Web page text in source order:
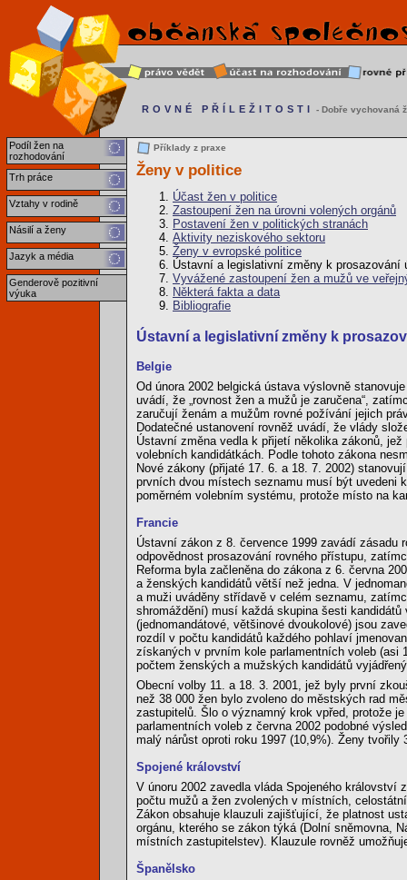
Podíl žen na
rozhodování
Trh práce
Vztahy v rodině
Násilí a ženy
Jazyk a média
Genderově pozitivní
výuka
ROVNÉ PŘÍLEŽITOSTI - Dobře vychovaná
Příklady z praxe
Ženy v politice
Účast žen v politice
Zastoupení žen na úrovni volených orgánů
Postavení žen v politických stranách
Aktivity neziskového sektoru
Ženy v evropské politice
Ústavní a legislativní změny k prosazování
Vyvážené zastoupení žen a mužů ve
Některá fakta a data
Bibliografie
Ústavní a legislativní změny k
Belgie
Od února 2002 belgická ústava výslovně
uvádí, že „rovnost žen a mužů je zaručena“,
zaručují ženám a mužům rovné požívání jejich
Dodatečné ustanovení rovněž uvádí, že vlády
Ústavní změna vedla k přijetí několika zákonů,
volebních kandidátkách. Podle tohoto zákona
Nové zákony (přijaté 17. 6. a 18. 7. 2002)
prvních dvou místech seznamu musí být uvedeni
poměrném volebním systému, protože místo na
Francie
Ústavní zákon z 8. července 1999 zavádí zásadu
odpovědnost prosazování rovného přístupu,
Reforma byla začleněna do zákona z 6. června
a ženských kandidátů větší než jedna. V
a muži uváděny střídavě v celém seznamu,
shromáždění) musí každá skupina šesti
(jednomandátové, většinové dvoukolové) jsou
rozdíl v počtu kandidátů každého pohlaví
získaných v prvním kole parlamentních voleb (asi
počtem ženských a mužských kandidátů
Obecní volby 11. a 18. 3. 2001, jež byly první
než 38 000 žen bylo zvoleno do městských rad
zastupitelů. Šlo o významný krok vpřed, protože
parlamentních voleb z června 2002 podobné
malý nárůst oproti roku 1997 (10,9%). Ženy
Spojené království
V únoru 2002 zavedla vláda Spojeného
počtu mužů a žen zvolených v místních,
Zákon obsahuje klauzuli zajišťující, že platnost
orgánu, kterého se zákon týká (Dolní sněmovna,
místních zastupitelstev). Klauzule rovněž
Španělsko